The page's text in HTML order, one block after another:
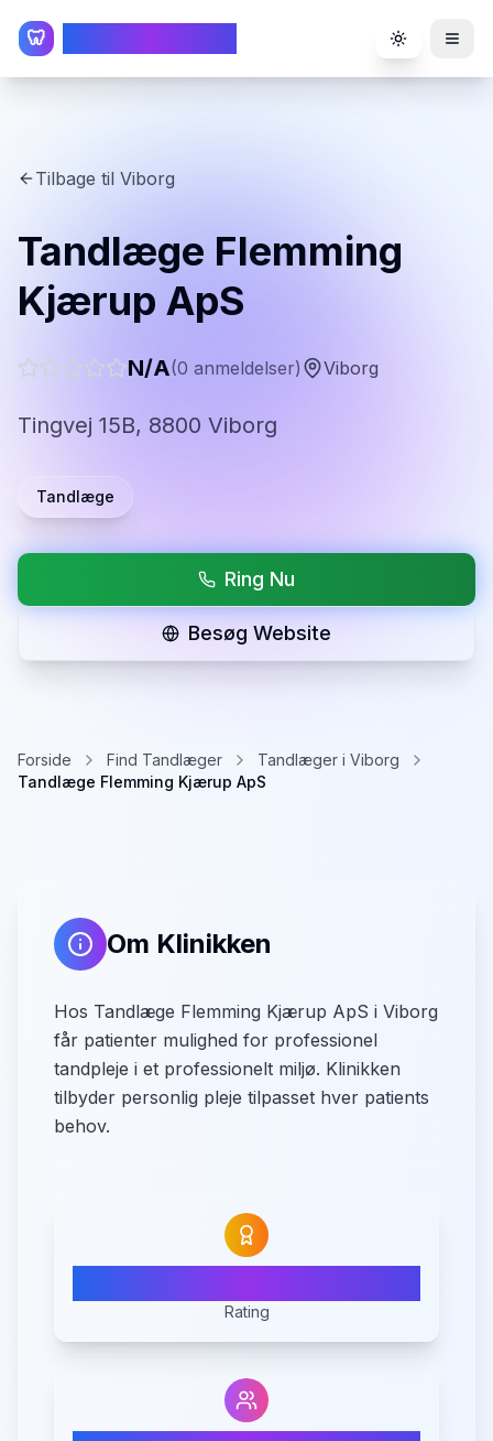
🦷 Toggle
Tilbage til Viborg
Tandlæge Flemming
Kjærup ApS
N/A(0 anmeldelser) Viborg
Tingvej 15B, 8800 Viborg
Tandlæge
Ring Nu
Besøg Website
Forside Find Tandlæger
Tandlæger i Viborg
Tandlæge Flemming Kjærup ApS
Om Klinikken
Hos Tandlæge Flemming Kjærup ApS i Viborg
får patienter mulighed for professionel
tandpleje i et professionelt miljø. Klinikken
tilbyder personlig pleje tilpasset hver patients
behov.
Rating